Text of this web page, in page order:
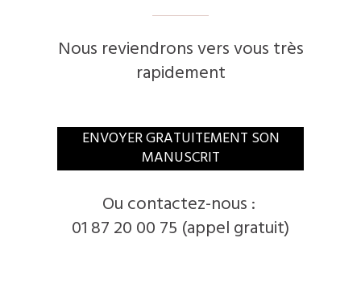
Nous reviendrons vers vous très
rapidement
​ENVOYER GRATUITEMENT SON
MANUSCRIT
​Ou contactez-nous :
01 87 20 00 75 (appel gratuit)